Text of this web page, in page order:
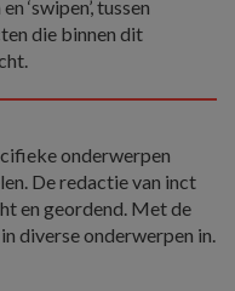
‘swipen’, tussen
die binnen dit
onderwerpen
De redactie van inct
en geordend. Met de
diverse onderwerpen in.